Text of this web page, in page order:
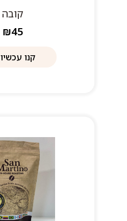
קובה
₪45
קנו עכשיו